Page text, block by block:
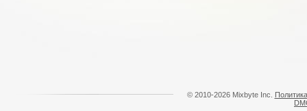
© 2010-2026 Mixbyte Inc.